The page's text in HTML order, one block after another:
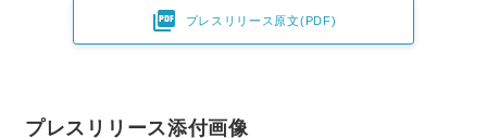
 プレスリリース原文(PDF)
プレスリリース添付画像